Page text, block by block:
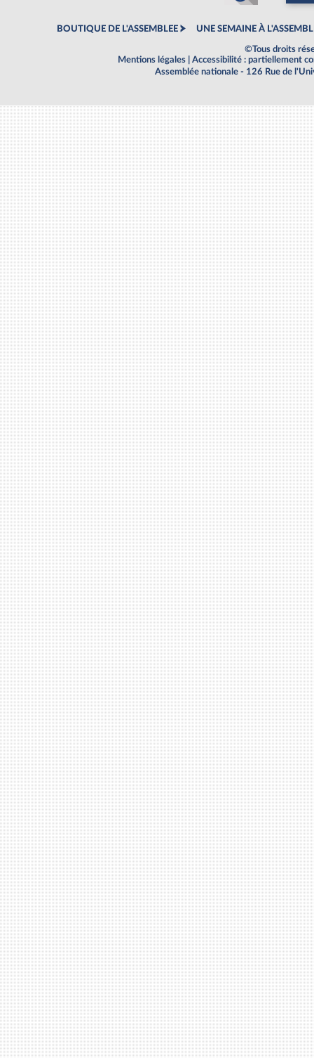
BOUTIQUE DE L'ASSEMBLEE UNE SEMAINE À
©Tous droits
Mentions légales
Accessibilité : partiellement
Assemblée nationale - 126 Rue de